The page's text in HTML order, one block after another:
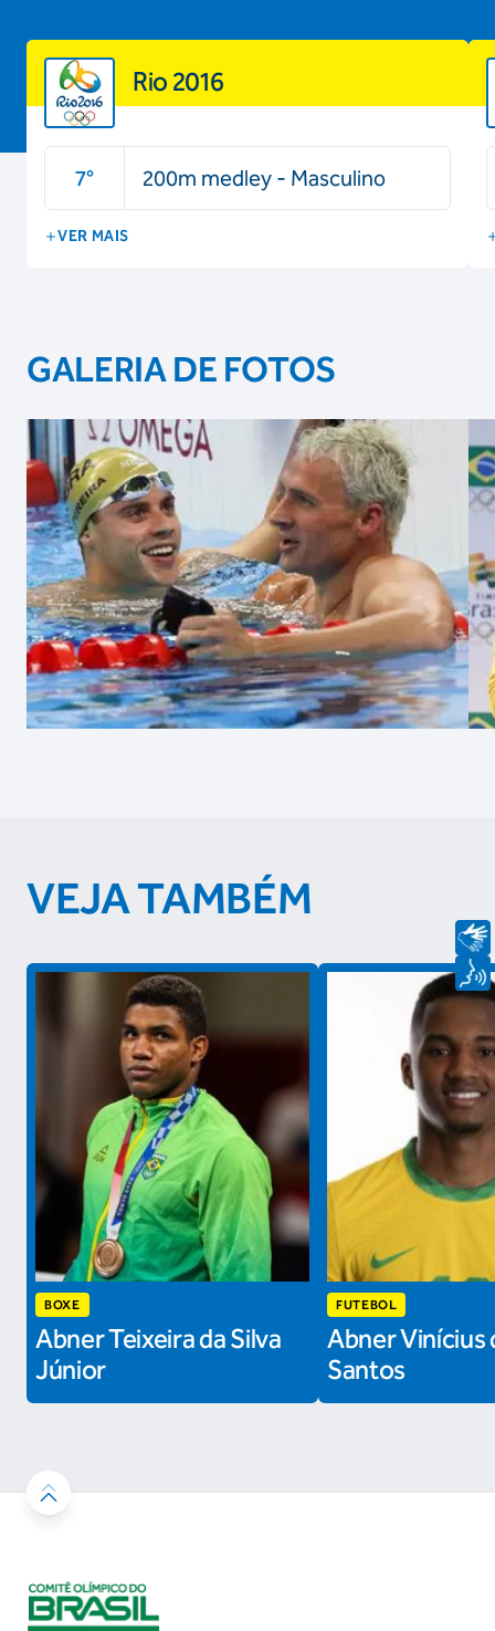
Rio 2016
7° 200m medley - Masculino
VER MAIS
GALERIA DE FOTOS
VEJA TAMBÉM
BOXE
Abner Teixeira da Silva
Júnior
FUTEBOL
Abner Vinícius
Santos